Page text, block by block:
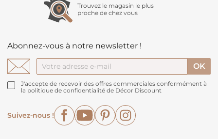
Trouvez le magasin le plus
proche de chez vous
Abonnez-vous à notre newsletter !
J'accepte de recevoir des offres commerciales conformément à
la politique de confidentialité de Décor Discount
Suivez-nous !
FacebookYouTubePinterest